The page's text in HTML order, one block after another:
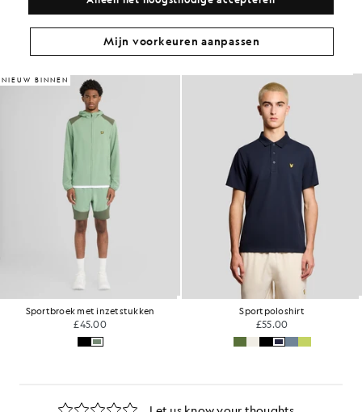
Ga voor deze look
Stel een complete outfit samen met verfijnde kledingstukken die je
garderobe naar een hoger niveau tillen.
NIEUW BINNEN
Sportbroek met inzetstukken
£45.00
Sportpoloshirt
£55.00
Mijn voorkeuren aanpassen